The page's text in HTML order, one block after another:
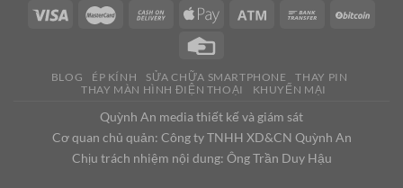
BLOG ÉP KÍNH SỬA CHỮA SMARTPHONE
THAY PIN
THAY MÀN HÌNH ĐIỆN THOẠI
KHUYẾN MẠI
Quỳnh An media thiết kế và giám sát
Cơ quan chủ quản: Công ty TNHH XD&CN Quỳnh An
Chịu trách nhiệm nội dung: Ông Trần Duy Hậu